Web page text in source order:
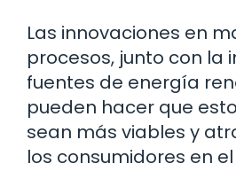
Las innovaciones en
procesos, junto con la
fuentes de energía
pueden hacer que
sean más viables y
los consumidores en